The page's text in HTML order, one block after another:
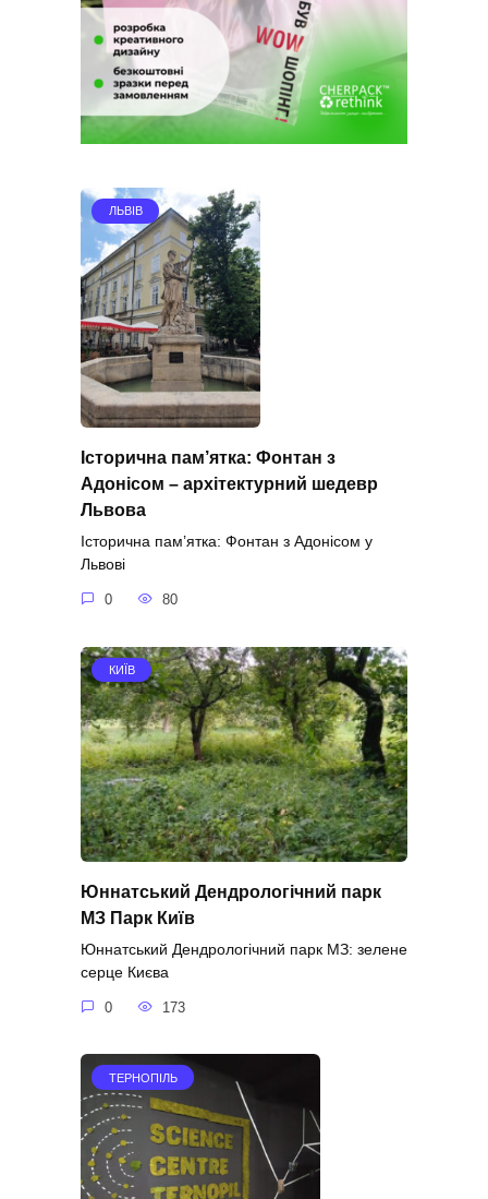
ЛЬВІВ
Історична пам’ятка: Фонтан з
Адонісом – архітектурний шедевр
Львова
Історична пам’ятка: Фонтан з Адонісом у
Львові
0 80
КИЇВ
Юннатський Дендрологічний парк
МЗ Парк Київ
Юннатський Дендрологічний парк МЗ: зелене
серце Києва
0 173
ТЕРНОПІЛЬ